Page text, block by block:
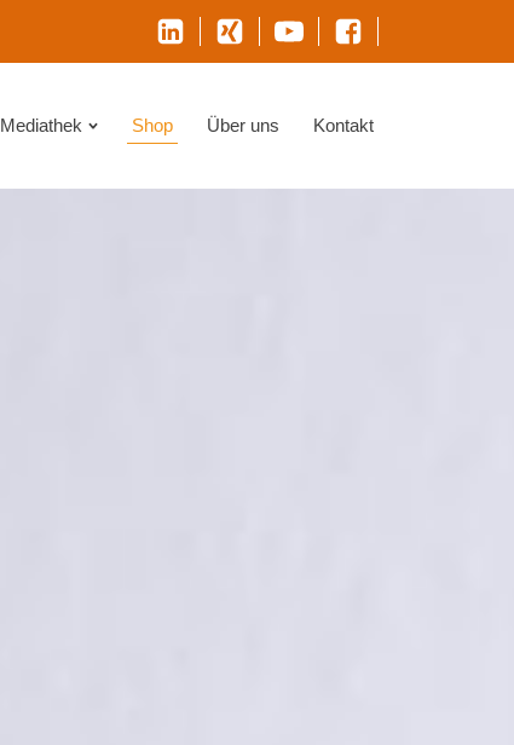
Mediathek Shop Über uns Kontakt